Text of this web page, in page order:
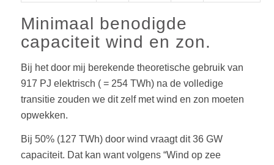
Minimaal benodigde
capaciteit wind en zon.
Bij het door mij berekende theoretische gebruik van
917 PJ elektrisch ( = 254 TWh) na de volledige
transitie zouden we dit zelf met wind en zon moeten
opwekken.
Bij 50% (127 TWh) door wind vraagt dit 36 GW
capaciteit. Dat kan want volgens “Wind op zee